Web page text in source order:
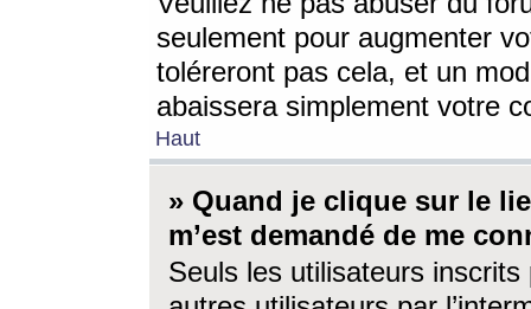
seulement pour augmenter
toléreront pas cela, et un
abaissera simplement votre
Haut
» Quand je clique sur le
m’est demandé de me
Seuls les utilisateurs